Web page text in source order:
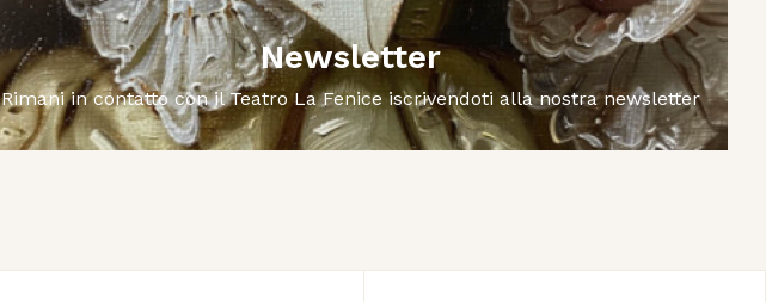
Newsletter
Rimani in contatto con il Teatro La Fenice iscrivendoti alla nostra newsletter